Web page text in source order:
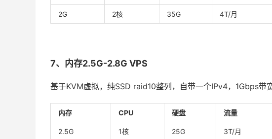
2G 2核 35G 4T/月
7、内存2.5G-2.8G VPS
基于KVM虚拟，纯SSD raid10整列，自带一个IPv4，1Gbps带
内存 CPU 硬盘 流量
2.5G 1核 25G 3T/月